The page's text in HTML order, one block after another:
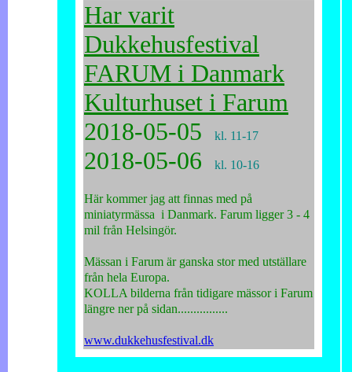
Har varit
Dukkehusfestival
FARUM i Danmark
Kulturhuset i Farum
2018-05-05
kl. 11-17
2018-05-06 kl. 10-16
Här kommer jag att finnas med på
miniatyrmässa i Danmark. Farum ligger 3 - 4
mil från Helsingör.
Mässan i Farum är ganska stor med utställare
från hela Europa.
KOLLA bilderna från tidigare mässor i Farum
längre ner på sidan................
www.dukkehusfestival.dk